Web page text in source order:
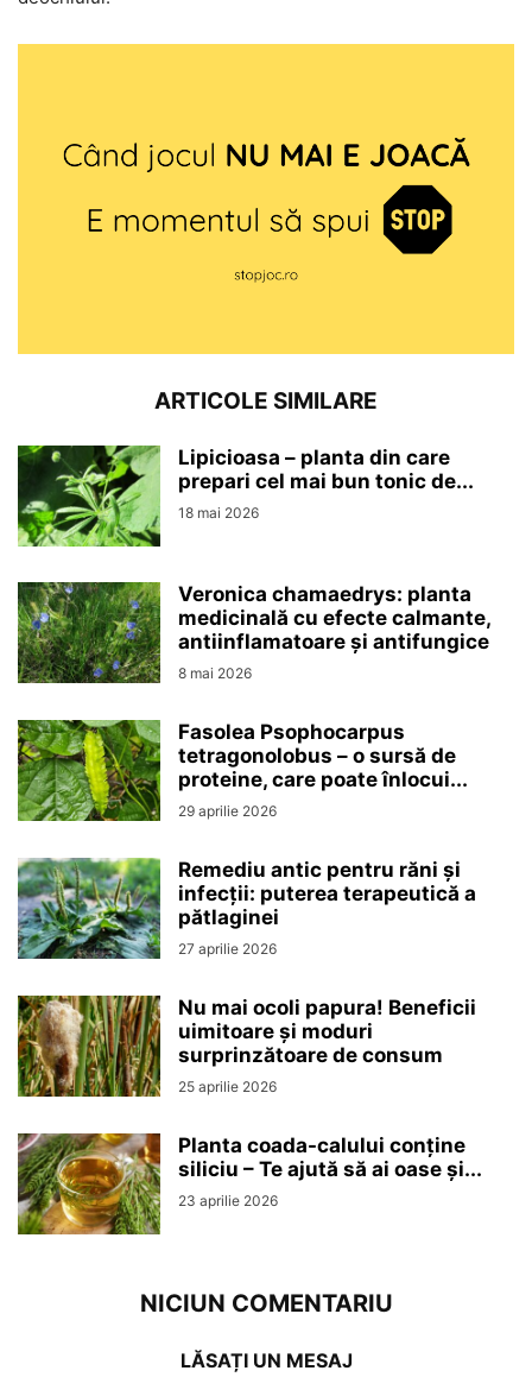
ARTICOLE SIMILARE
Lipicioasa – planta din care
prepari cel mai bun tonic de...
18 mai 2026
Veronica chamaedrys: planta
medicinală cu efecte calmante,
antiinflamatoare și antifungice
8 mai 2026
Fasolea Psophocarpus
tetragonolobus – o sursă de
proteine, care poate înlocui...
29 aprilie 2026
Remediu antic pentru răni și
infecții: puterea terapeutică a
pătlaginei
27 aprilie 2026
Nu mai ocoli papura! Beneficii
uimitoare și moduri
surprinzătoare de consum
25 aprilie 2026
Planta coada-calului conține
siliciu – Te ajută să ai oase și...
23 aprilie 2026
NICIUN COMENTARIU
LĂSAȚI UN MESAJ